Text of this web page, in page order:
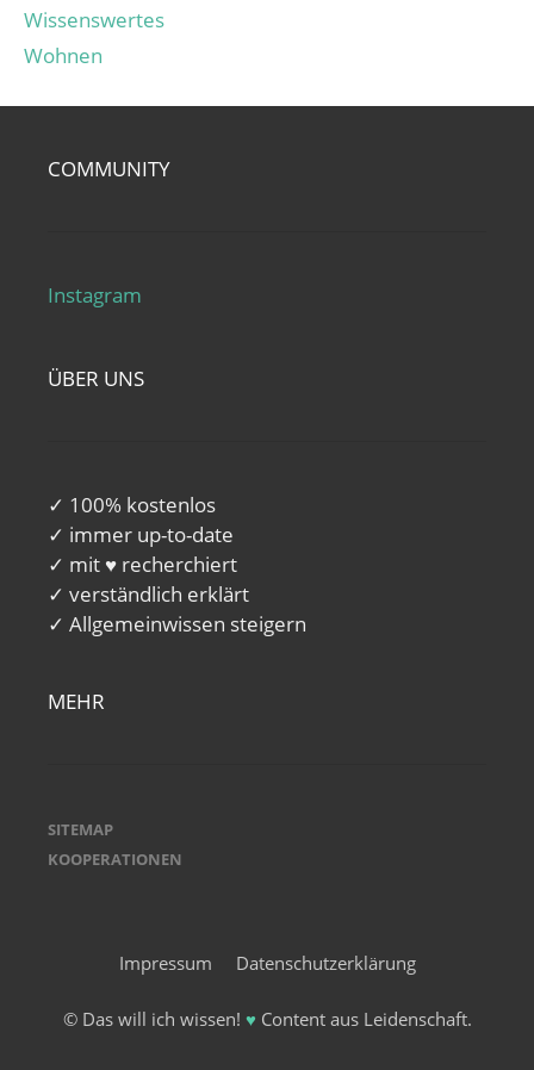
Wissenswertes
Wohnen
COMMUNITY
Instagram
ÜBER UNS
✓ 100% kostenlos
✓ immer up-to-date
✓ mit ♥ recherchiert
✓ verständlich erklärt
✓ Allgemeinwissen steigern
MEHR
SITEMAP
KOOPERATIONEN
Impressum Datenschutzerklärung
© Das will ich wissen! ♥ Content aus Leidenschaft.